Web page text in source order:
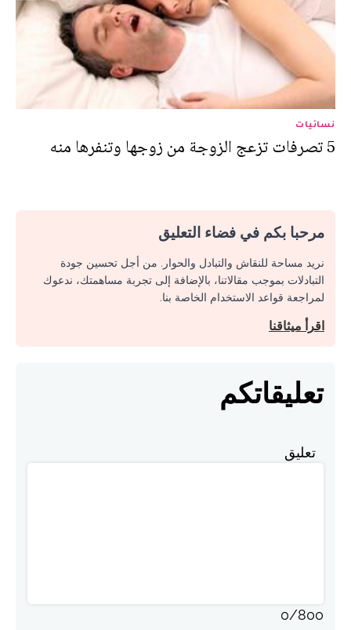
نسائيات
5 تصرفات تزعج الزوجة من زوجها وتنفرها منه
مرحبا بكم في فضاء التعليق
نريد مساحة للنقاش والتبادل والحوار. من أجل تحسين جودة
التبادلات بموجب مقالاتنا، بالإضافة إلى تجربة مساهمتك، ندعوك
لمراجعة قواعد الاستخدام الخاصة بنا.
اقرأ ميثاقنا
تعليقاتكم
تعليق
0/800